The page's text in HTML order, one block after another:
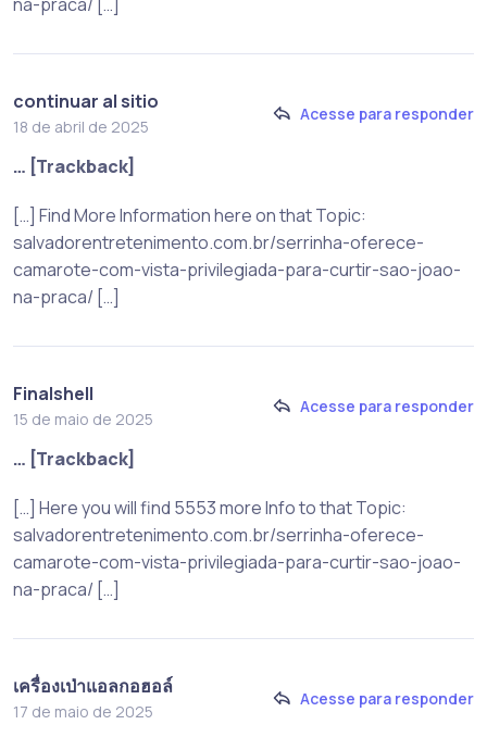
continuar al sitio
18 de abril de 2025
Acesse para responder
… [Trackback]
[…] Find More Information here on that Topic:
salvadorentretenimento.com.br/serrinha-oferece-
camarote-com-vista-privilegiada-para-curtir-sao-joao-
na-praca/ […]
Finalshell
15 de maio de 2025
Acesse para responder
… [Trackback]
[…] Here you will find 5553 more Info to that Topic:
salvadorentretenimento.com.br/serrinha-oferece-
camarote-com-vista-privilegiada-para-curtir-sao-joao-
na-praca/ […]
เครื่องเป่าแอลกอฮอล์
17 de maio de 2025
Acesse para responder